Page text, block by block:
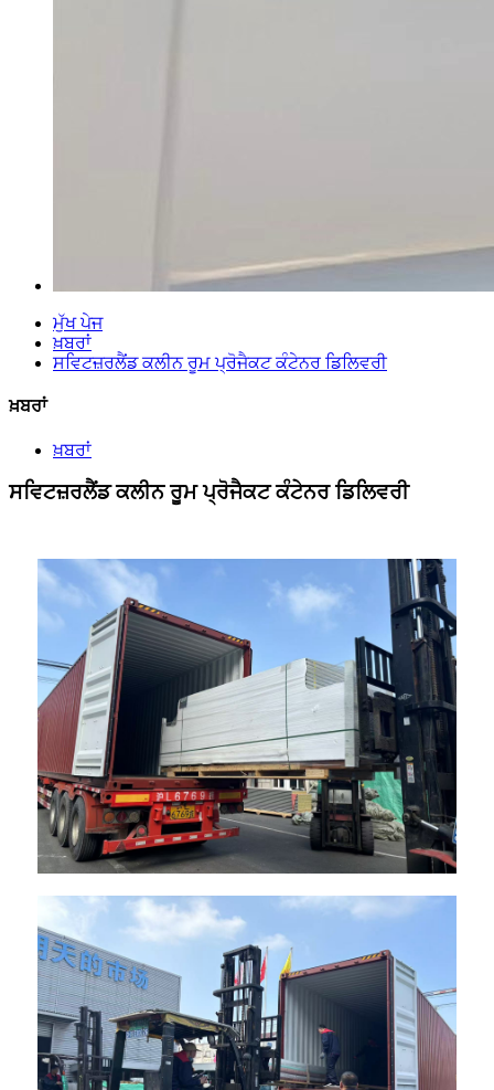
ਮੁੱਖ ਪੇਜ
ਖ਼ਬਰਾਂ
ਸਵਿਟਜ਼ਰਲੈਂਡ ਕਲੀਨ ਰੂਮ ਪ੍ਰੋਜੈਕਟ ਕੰਟੇਨਰ ਡਿਲਿਵਰੀ
ਖ਼ਬਰਾਂ
ਖ਼ਬਰਾਂ
ਸਵਿਟਜ਼ਰਲੈਂਡ ਕਲੀਨ ਰੂਮ ਪ੍ਰੋਜੈਕਟ ਕੰਟੇਨਰ ਡਿਲਿਵਰੀ